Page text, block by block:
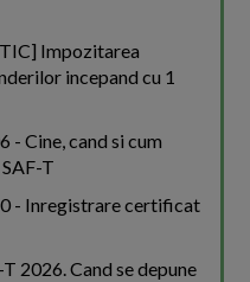
Impozitarea
incepand cu 1
- Cine, cand si cum
T
- Inregistrare certificat
2026. Cand se depune